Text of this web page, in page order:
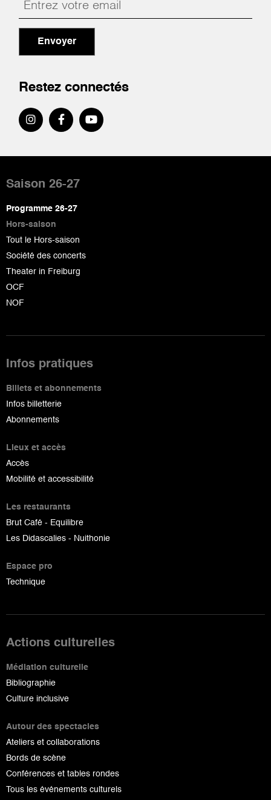
Envoyer
Restez connectés
de
page
Saison 26-27
Programme 26-27
Hors-saison
Tout le Hors-saison
Société des concerts
Theater in Freiburg
OCF
NOF
Infos pratiques
Billets et abonnements
Infos billetterie
Abonnements
Lieux et accès
Accès
Mobilité et accessibilité
Les restaurants
Brut Café - Equilibre
Les Didascalies - Nuithonie
Espace pro
Technique
Actions culturelles
Médiation culturelle
Bibliographie
Culture inclusive
Autour des spectacles
Ateliers et collaborations
Bords de scène
Conférences et tables rondes
Tous les événements culturels